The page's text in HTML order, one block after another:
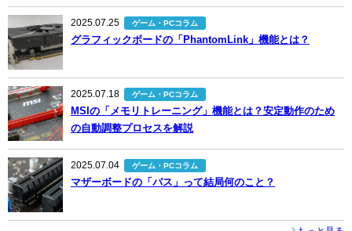
2025.07.25 ゲーム・PCコラム
グラフィックボードの「PhantomLink」機能とは？
2025.07.18 ゲーム・PCコラム
MSIの「メモリトレーニング」機能とは？安定動作のため
の自動調整プロセスを解説
2025.07.04 ゲーム・PCコラム
マザーボードの「バス」って結局何のこと？